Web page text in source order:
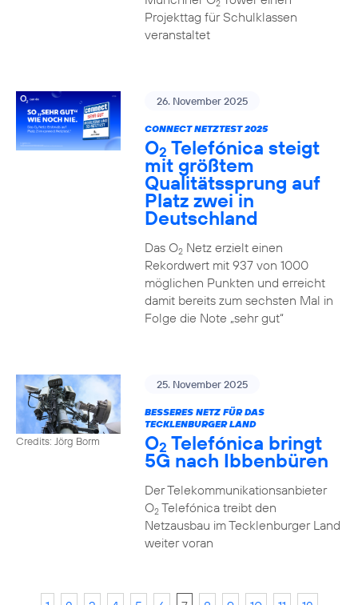
2
Projekttag für Schulklassen
veranstaltet
26. November 2025
CONNECT NETZTEST 2025
O2 Telefónica steigt
mit größtem
Qualitätssprung auf
Platz zwei in
Deutschland
Das O2Netz erzielt einen
Rekordwert mit 937 von 1000
möglichen Punkten und erreicht
damit bereits zum sechsten Mal in
Folge die Note „sehr gut“
Credits: Jörg Borm
25. November 2025
BESSERES NETZ FÜR DAS
TECKLENBURGER LAND
O2 Telefónica bringt
5G nach Ibbenbüren
Der Telekommunikationsanbieter
O2Telefónica treibt den
Netzausbau im Tecklenburger Land
weiter voran